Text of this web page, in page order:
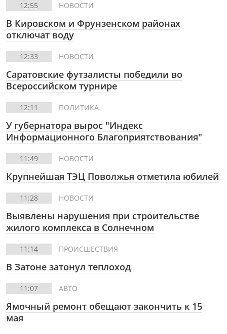
12:55 НОВОСТИ
В Кировском и Фрунзенском районах
отключат воду
12:33 НОВОСТИ
Саратовские футзалисты победили во
Всероссийском турнире
12:11 ПОЛИТИКА
У губернатора вырос "Индекс
Информационного Благоприятствования"
11:49 НОВОСТИ
Крупнейшая ТЭЦ Поволжья отметила юбилей
11:28 НОВОСТИ
Выявлены нарушения при строительстве
жилого комплекса в Солнечном
11:14 ПРОИСШЕСТВИЯ
В Затоне затонул теплоход
11:07 АВТО
Ямочный ремонт обещают закончить к 15
мая